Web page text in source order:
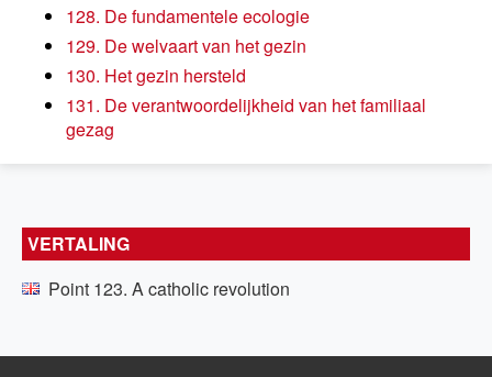
128. De fundamentele ecologie
129. De welvaart van het gezin
130. Het gezin hersteld
131. De verantwoordelijkheid van het familiaal
gezag
VERTALING
Point 123. A catholic revolution